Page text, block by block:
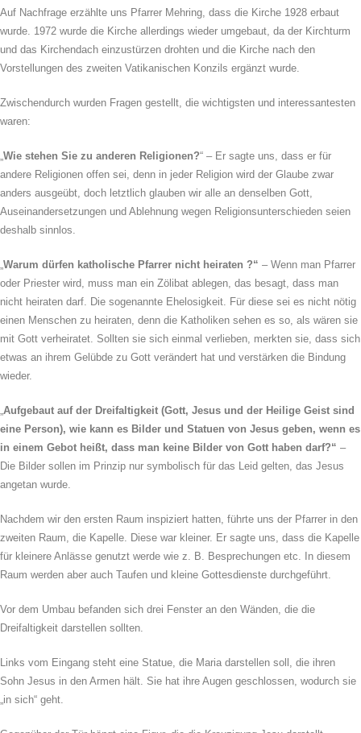
Auf Nachfrage erzählte uns Pfarrer Mehring, dass die Kirche 1928 erbaut
wurde. 1972 wurde die Kirche allerdings wieder umgebaut, da der Kirchturm
und das Kirchendach einzustürzen drohten und die Kirche nach den
Vorstellungen des zweiten Vatikanischen Konzils ergänzt wurde.
Zwischendurch wurden Fragen gestellt, die wichtigsten und interessantesten
waren:
Wie stehen Sie zu anderen Religionen?“ – Er sagte uns, dass er für
andere Religionen offen sei, denn in jeder Religion wird der Glaube zwar
anders ausgeübt, doch letztlich glauben wir alle an denselben Gott,
Auseinandersetzungen und Ablehnung wegen Religionsunterschieden seien
deshalb sinnlos.
Warum dürfen katholische Pfarrer nicht heiraten ?“ – Wenn man Pfarrer
oder Priester wird, muss man ein Zölibat ablegen, das besagt, dass man
nicht heiraten darf. Die sogenannte Ehelosigkeit. Für diese sei es nicht nötig
einen Menschen zu heiraten, denn die Katholiken sehen es so, als wären sie
mit Gott verheiratet. Sollten sie sich einmal verlieben, merkten sie, dass sich
etwas an ihrem Gelübde zu Gott verändert hat und verstärken die Bindung
wieder.
Aufgebaut auf der Dreifaltigkeit (Gott, Jesus und der Heilige Geist sind
eine Person), wie kann es Bilder und Statuen von Jesus geben, wenn es
in einem Gebot heißt, dass man keine Bilder von Gott haben darf?“ –
Die Bilder sollen im Prinzip nur symbolisch für das Leid gelten, das Jesus
angetan wurde.
Nachdem wir den ersten Raum inspiziert hatten, führte uns der Pfarrer in den
zweiten Raum, die Kapelle. Diese war kleiner. Er sagte uns, dass die Kapelle
für kleinere Anlässe genutzt werde wie z. B. Besprechungen etc. In diesem
Raum werden aber auch Taufen und kleine Gottesdienste durchgeführt.
Vor dem Umbau befanden sich drei Fenster an den Wänden, die die
Dreifaltigkeit darstellen sollten.
Links vom Eingang steht eine Statue, die Maria darstellen soll, die ihren
Sohn Jesus in den Armen hält. Sie hat ihre Augen geschlossen, wodurch sie
„in sich“ geht.